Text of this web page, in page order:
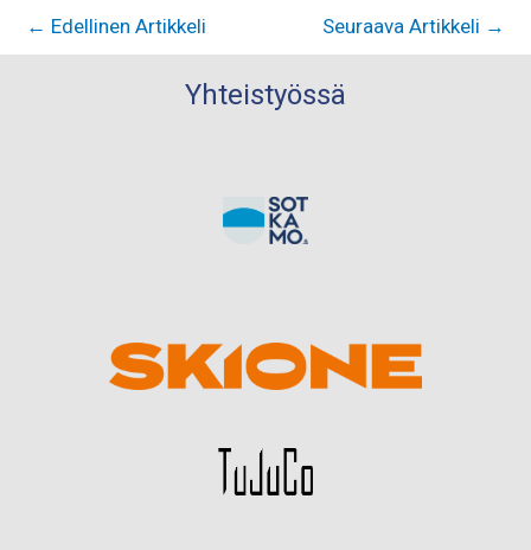
← Edellinen Artikkeli Seuraava Artikkeli →
Yhteistyössä